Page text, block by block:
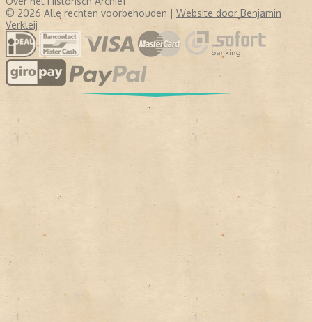
© 2026 Alle rechten voorbehouden | Website door Benjamin
Verkleij